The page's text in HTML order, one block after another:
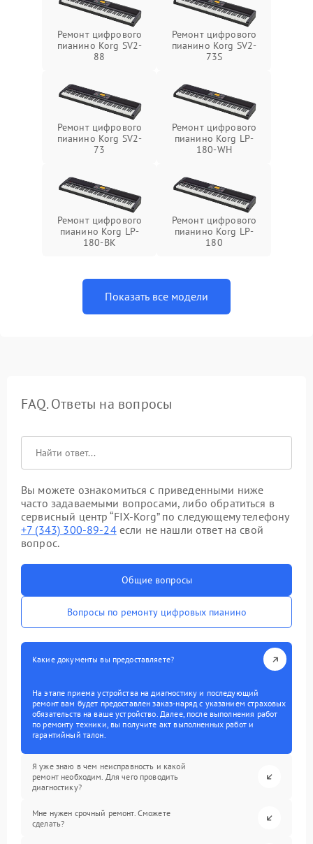
Ремонт цифрового
пианино Korg SV2-
88
Ремонт цифрового
пианино Korg SV2-
73S
Ремонт цифрового
пианино Korg SV2-
73
Ремонт цифрового
пианино Korg LP-
180-WH
Ремонт цифрового
пианино Korg LP-
180-BK
Ремонт цифрового
пианино Korg LP-
180
Показать все модели
FAQ. Ответы на вопросы
Вы можете ознакомиться с приведенными ниже
часто задаваемыми вопросами, либо обратиться в
сервисный центр “FIX-Korg” по следующему телефону
+7 (343) 300-89-24если не нашли ответ на свой
вопрос.
Общие вопросы
Вопросы по ремонту цифровых пианино
Какие документы вы предоставляете?
На этапе приема устройства на диагностику и последующий
ремонт вам будет предоставлен заказ-наряд с указанием страховых
обязательств на ваше устройство. Далее, после выполнения работ
по ремонту техники, вы получите акт выполненных работ и
гарантийный талон.
Я уже знаю в чем неисправность и какой
ремонт необходим. Для чего проводить
диагностику?
Мне нужен срочный ремонт. Сможете
сделать?